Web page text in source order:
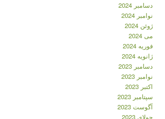
دسامبر 2024
نوامبر 2024
ژوئن 2024
می 2024
فوریه 2024
ژانویه 2024
دسامبر 2023
نوامبر 2023
اکتبر 2023
سپتامبر 2023
آگوست 2023
جولای 2023